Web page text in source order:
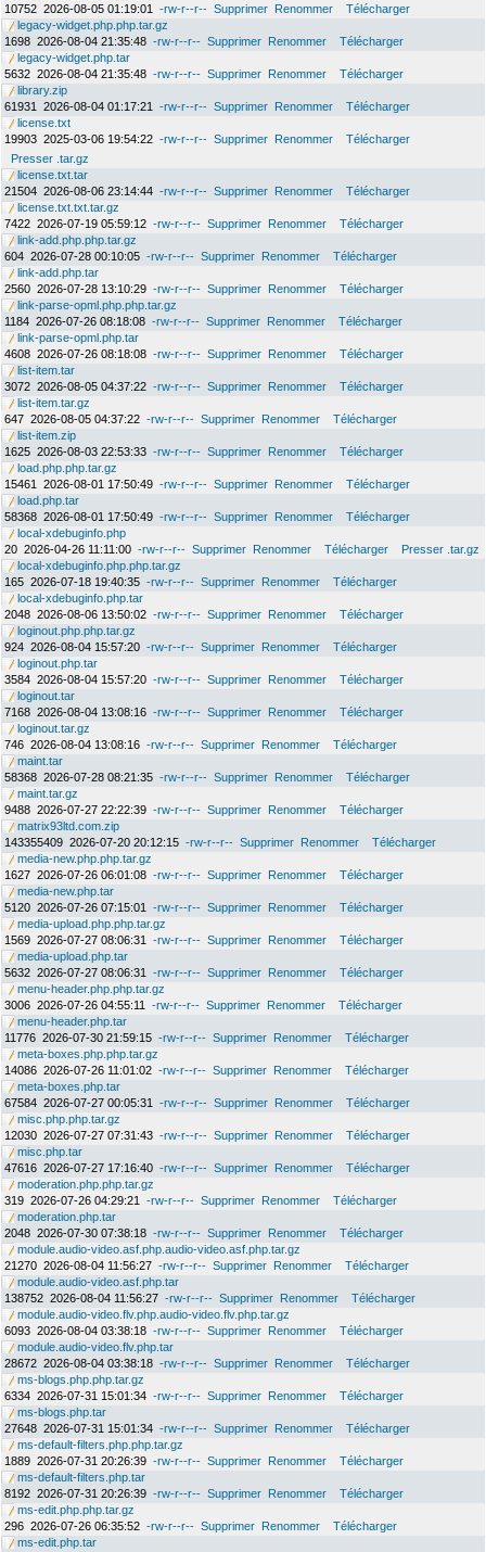
10752 2026-08-05 01:19:01 -rw-r--r-- Supprimer Renommer
Télécharger
legacy-widget.php.php.tar.gz
1698 2026-08-04 21:35:48 -rw-r--r-- Supprimer Renommer
Télécharger
legacy-widget.php.tar
5632 2026-08-04 21:35:48 -rw-r--r-- Supprimer Renommer
Télécharger
library.zip
61931
2026-08-04 01:17:21 -rw-r--r-- Supprimer Renommer
Télécharger
license.txt
19903 2025-03-06 19:54:22 -rw-r--r-- Supprimer Renommer
Télécharger
Presser .tar.gz
license.txt.tar
21504 2026-08-06 23:14:44 -rw-r--r-- Supprimer Renommer
Télécharger
license.txt.txt.tar.gz
7422 2026-07-19 05:59:12 -rw-r--r-- Supprimer Renommer
Télécharger
link-add.php.php.tar.gz
604 2026-07-28 00:10:05 -rw-r--r-- Supprimer Renommer
Télécharger
link-add.php.tar
2560 2026-07-28 13:10:29 -rw-r--r-- Supprimer Renommer
Télécharger
link-parse-opml.php.php.tar.gz
1184 2026-07-26 08:18:08 -rw-r--r-- Supprimer Renommer
Télécharger
link-parse-opml.php.tar
4608 2026-07-26 08:18:08 -rw-r--r-- Supprimer Renommer
Télécharger
list-item.tar
3072 2026-08-05 04:37:22 -rw-r--r-- Supprimer Renommer
Télécharger
list-item.tar.gz
647 2026-08-05 04:37:22 -rw-r--r-- Supprimer Renommer
Télécharger
list-item.zip
1625 2026-08-03 22:53:33 -rw-r--r-- Supprimer Renommer
Télécharger
load.php.php.tar.gz
15461
2026-08-01 17:50:49 -rw-r--r-- Supprimer Renommer
Télécharger
load.php.tar
58368 2026-08-01 17:50:49 -rw-r--r-- Supprimer Renommer
Télécharger
local-xdebuginfo.php
20 2026-04-26 11:11:00 -rw-r--r-- Supprimer Renommer Télécharger
Presser .tar.gz
local-xdebuginfo.php.php.tar.gz
165 2026-07-18 19:40:35 -rw-r--r-- Supprimer Renommer
Télécharger
local-xdebuginfo.php.tar
2048 2026-08-06 13:50:02 -rw-r--r-- Supprimer Renommer
Télécharger
loginout.php.php.tar.gz
924 2026-08-04 15:57:20 -rw-r--r-- Supprimer Renommer
Télécharger
loginout.php.tar
3584 2026-08-04 15:57:20 -rw-r--r-- Supprimer Renommer
Télécharger
loginout.tar
7168 2026-08-04 13:08:16 -rw-r--r-- Supprimer Renommer
Télécharger
loginout.tar.gz
746 2026-08-04 13:08:16 -rw-r--r-- Supprimer Renommer
Télécharger
maint.tar
58368 2026-07-28 08:21:35 -rw-r--r-- Supprimer Renommer
Télécharger
maint.tar.gz
9488 2026-07-27 22:22:39 -rw-r--r-- Supprimer Renommer
Télécharger
matrix93ltd.com.zip
143355409 2026-07-20 20:12:15 -rw-r--r-- Supprimer Renommer
Télécharger
media-new.php.php.tar.gz
1627 2026-07-26 06:01:08 -rw-r--r-- Supprimer Renommer
Télécharger
media-new.php.tar
5120 2026-07-26 07:15:01 -rw-r--r-- Supprimer Renommer
Télécharger
media-upload.php.php.tar.gz
1569 2026-07-27 08:06:31 -rw-r--r-- Supprimer Renommer
Télécharger
media-upload.php.tar
5632 2026-07-27 08:06:31 -rw-r--r-- Supprimer Renommer
Télécharger
menu-header.php.php.tar.gz
3006 2026-07-26 04:55:11 -rw-r--r-- Supprimer Renommer
Télécharger
menu-header.php.tar
11776 2026-07-30 21:59:15 -rw-r--r-- Supprimer Renommer
Télécharger
meta-boxes.php.php.tar.gz
14086 2026-07-26 11:01:02 -rw-r--r-- Supprimer Renommer
Télécharger
meta-boxes.php.tar
67584 2026-07-27 00:05:31 -rw-r--r-- Supprimer Renommer
Télécharger
misc.php.php.tar.gz
12030 2026-07-27 07:31:43 -rw-r--r-- Supprimer Renommer
Télécharger
misc.php.tar
47616 2026-07-27 17:16:40 -rw-r--r-- Supprimer Renommer
Télécharger
moderation.php.php.tar.gz
319 2026-07-26 04:29:21 -rw-r--r-- Supprimer Renommer
Télécharger
moderation.php.tar
2048 2026-07-30 07:38:18 -rw-r--r-- Supprimer Renommer
Télécharger
module.audio-video.asf.php.audio-video.asf.php.tar.gz
21270 2026-08-04 11:56:27 -rw-r--r-- Supprimer Renommer
Télécharger
module.audio-video.asf.php.tar
138752 2026-08-04 11:56:27 -rw-r--r-- Supprimer Renommer
Télécharger
module.audio-video.flv.php.audio-video.flv.php.tar.gz
6093 2026-08-04 03:38:18 -rw-r--r-- Supprimer Renommer
Télécharger
module.audio-video.flv.php.tar
28672 2026-08-04 03:38:18 -rw-r--r-- Supprimer Renommer
Télécharger
ms-blogs.php.php.tar.gz
6334 2026-07-31 15:01:34 -rw-r--r-- Supprimer Renommer
Télécharger
ms-blogs.php.tar
27648 2026-07-31 15:01:34 -rw-r--r-- Supprimer Renommer
Télécharger
ms-default-filters.php.php.tar.gz
1889 2026-07-31 20:26:39 -rw-r--r-- Supprimer Renommer
Télécharger
ms-default-filters.php.tar
8192 2026-07-31 20:26:39 -rw-r--r-- Supprimer Renommer
Télécharger
ms-edit.php.php.tar.gz
296 2026-07-26 06:35:52 -rw-r--r-- Supprimer Renommer
Télécharger
ms-edit.php.tar